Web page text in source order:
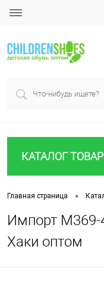
КАТАЛОГ
Главная страница •
Импорт
Хаки оптом